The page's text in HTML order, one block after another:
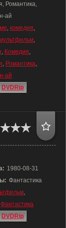
Романтика,
ай
, комедия,
,
, Комедия,
, Романтика,
ай
DVDRip
1980-08-31
Фантастика
,
Фантастика
DVDRip